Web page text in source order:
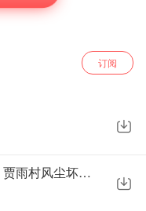
订阅
红楼梦001a甄士隐梦幻识通灵 贾雨村风尘坏闺秀(感谢赞赏)